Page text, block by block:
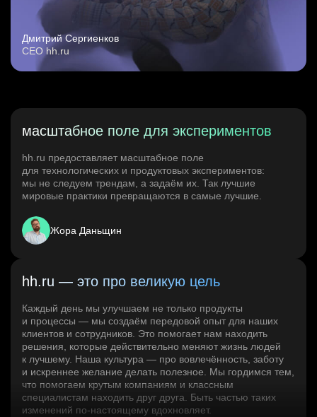
Дмитрий Сергиенков
CEO hh.ru
масштабное поле для экспериментов
hh.ru предоставляет масштабное поле
для технологических и продуктовых экспериментов:
мы не следуем трендам, а задаём их. Так лучшие
мировые практики превращаются в самые лучшие.
Жора Даньщин
hh.ru — это про великую цель
Каждый день мы улучшаем не только продукты
и процессы — мы создаём передовой опыт для наших
клиентов и сотрудников. Это помогает нам находить
решения, которые действительно меняют жизнь людей
к лучшему. Наша культура — про вовлечённость, заботу
и искреннее желание делать полезное. Мы гордимся тем,
что помогаем крутым компаниям и классным
специалистам находить друг друга. Быть частью таких
изменений по‑настоящему вдохновляет.